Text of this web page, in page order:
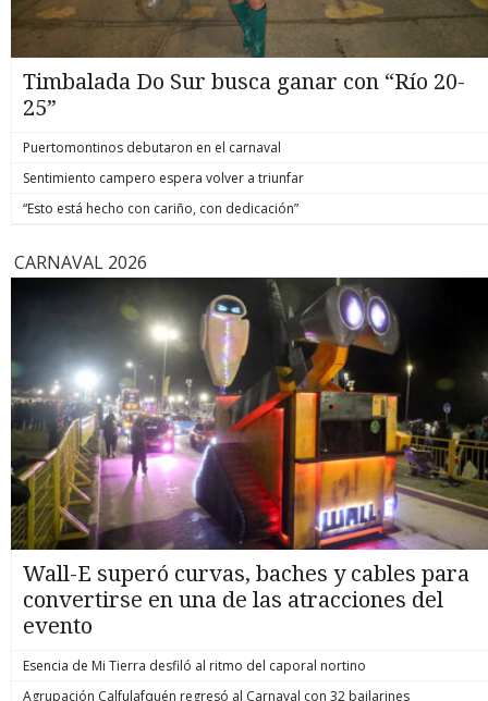
Timbalada Do Sur busca ganar con “Río 20-
25”
Puertomontinos debutaron en el carnaval
Sentimiento campero espera volver a triunfar
“Esto está hecho con cariño, con dedicación”
CARNAVAL 2026
Wall-E superó curvas, baches y cables para
convertirse en una de las atracciones del
evento
Esencia de Mi Tierra desfiló al ritmo del caporal nortino
Agrupación Calfulafquén regresó al Carnaval con 32 bailarines